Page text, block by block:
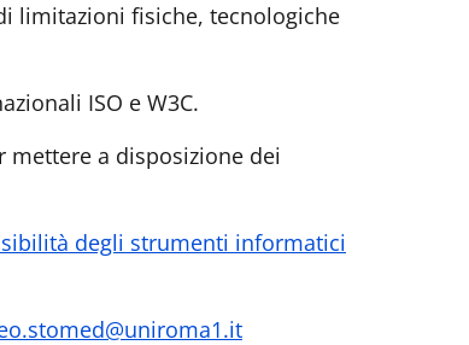
limitazioni fisiche, tecnologiche
ISO e W3C.
mettere a disposizione dei
degli strumenti informatici